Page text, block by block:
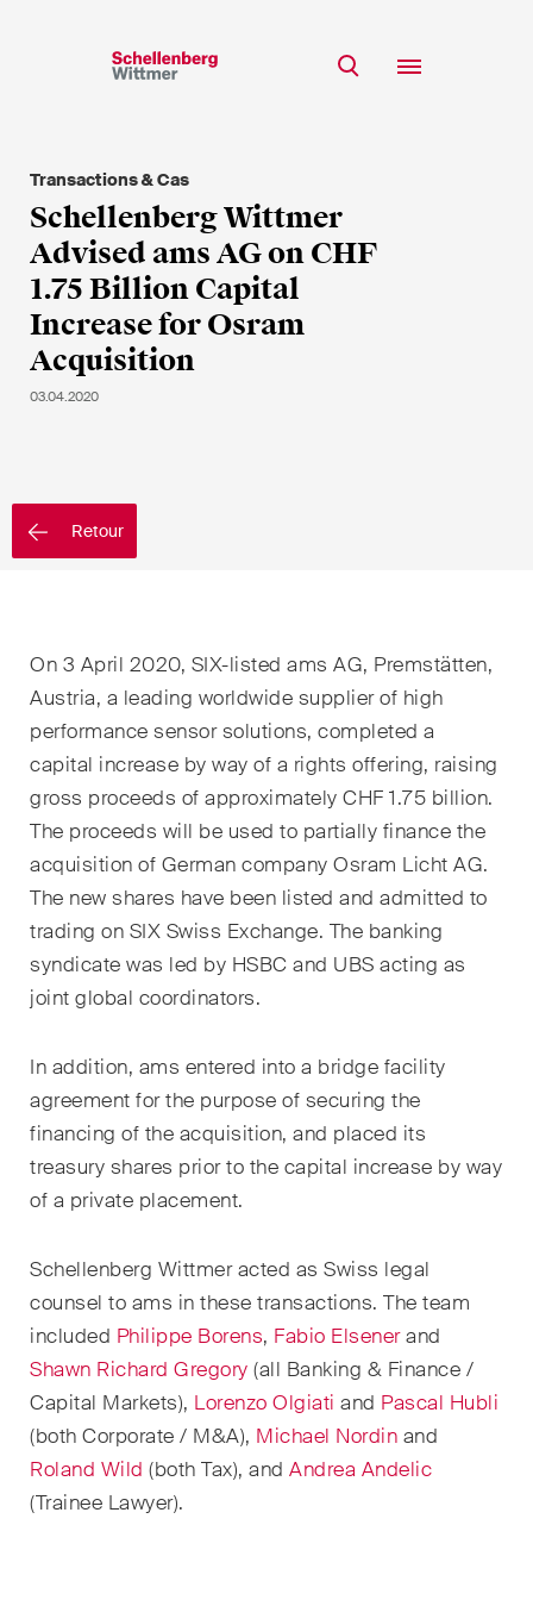
Equipe
Expertise
Insights
Carrière
RSE
EN
Retour
Transactions & Cas
Schellenberg Wittmer
Advised ams AG on CHF
1.75 Billion Capital
Increase for Osram
Acquisition
03.04.2020
On 3 April 2020, SIX-listed ams AG, Premstätten,
Austria, a leading worldwide supplier of high
performance sensor solutions, completed a
capital increase by way of a rights offering, raising
gross proceeds of approximately CHF 1.75 billion.
The proceeds will be used to partially finance the
acquisition of German company Osram Licht AG.
The new shares have been listed and admitted to
trading on SIX Swiss Exchange. The banking
syndicate was led by HSBC and UBS acting as
joint global coordinators.
In addition, ams entered into a bridge facility
agreement for the purpose of securing the
financing of the acquisition, and placed its
treasury shares prior to the capital increase by way
of a private placement.
Schellenberg Wittmeracted as Swiss legal
counsel to ams in these transactions. The team
included Philippe Borens, Fabio Elsenerand
Shawn Richard Gregory (all Banking & Finance /
Capital Markets), Lorenzo Olgiati and Pascal Hubli
(both Corporate / M&A), Michael Nordin and
Roland Wild (both Tax), and Andrea Andelic
(Trainee Lawyer).
*Champs obligatoires
M
Mme
s/o
Langue*
Pays
Newsletters & Newsflashes
Une sélection mensuelle de
domaines d'activités, secteurs
et industries, ainsi que des
Newsflash sur l'actualité.
Arbitrage international
Commerce et transport
Contentieux
Droit administratif et marchés
publics
Droit bancaire & financier